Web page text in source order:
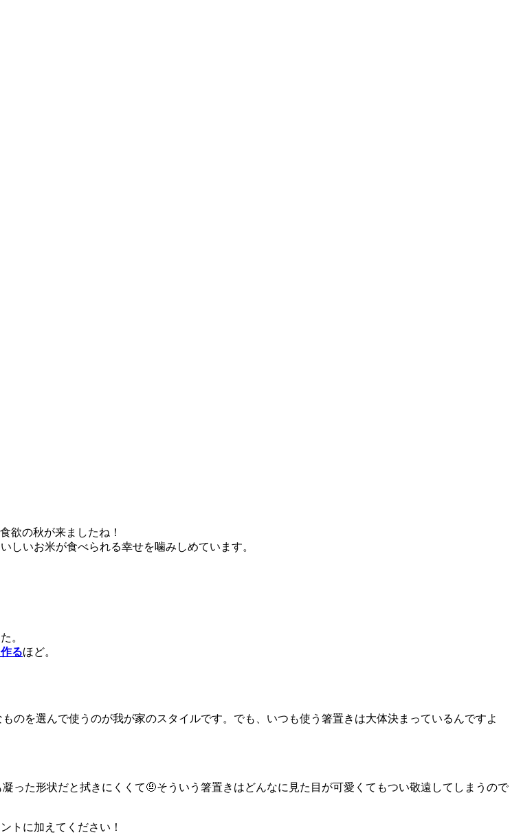
欲の秋が来ましたね！
しいお米が食べられる幸せを噛みしめています。
。
るほど。
のを選んで使うのが我が家のスタイルです。でも、いつも使う箸置きは大体決まっているんですよ
った形状だと拭きにくくて🤨そういう箸置きはどんなに見た目が可愛くてもつい敬遠してしまうので
トに加えてください！